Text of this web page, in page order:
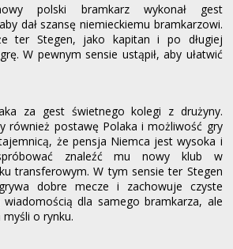
polski bramkarz wykonał gest
dał szansę niemieckiemu bramkarzowi.
ter Stegen, jako kapitan i po długiej
W pewnym sensie ustąpił, aby ułatwić
za gest świetnego kolegi z drużyny.
również postawę Polaka i możliwość gry
że pensja Niemca jest wysoka i
znaleźć mu nowy klub w
transferowym. W tym sensie ter Stegen
dobre mecze i zachowuje czyste
dla samego bramkarza, ale
o rynku.